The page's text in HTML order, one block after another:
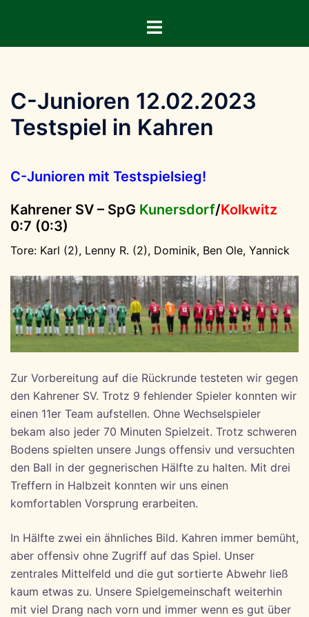
springen
Menü
C-Junioren 12.02.2023
Testspiel in Kahren
C-Junioren mit Testspielsieg!
Kahrener SV – SpG Kunersdorf/Kolkwitz
0:7 (0:3)
Tore: Karl (2), Lenny R. (2), Dominik, Ben Ole, Yannick
Zur Vorbereitung auf die Rückrunde testeten wir gegen
den Kahrener SV. Trotz 9 fehlender Spieler konnten wir
einen 11er Team aufstellen. Ohne Wechselspieler
bekam also jeder 70 Minuten Spielzeit. Trotz schweren
Bodens spielten unsere Jungs offensiv und versuchten
den Ball in der gegnerischen Hälfte zu halten. Mit drei
Treffern in Halbzeit konnten wir uns einen
komfortablen Vorsprung erarbeiten.
In Hälfte zwei ein ähnliches Bild. Kahren immer bemüht,
aber offensiv ohne Zugriff auf das Spiel. Unser
zentrales Mittelfeld und die gut sortierte Abwehr ließ
kaum etwas zu. Unsere Spielgemeinschaft weiterhin
mit viel Drang nach vorn und immer wenn es gut über